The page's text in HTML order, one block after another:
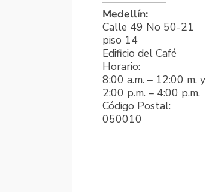
Medellín:
Calle 49 No 50-21
piso 14
Edificio del Café
Horario:
8:00 a.m. – 12:00 m. y
2:00 p.m. – 4:00 p.m.
Código Postal:
050010